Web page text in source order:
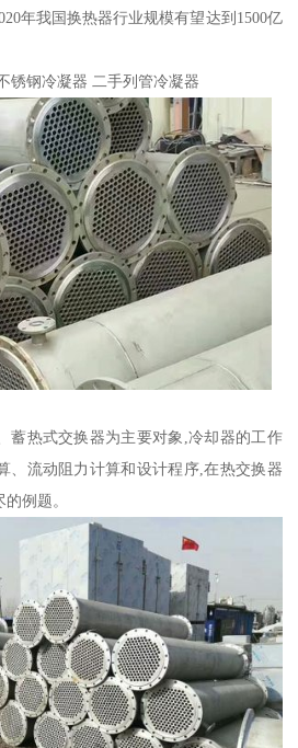
年我国换热器行业规模有望达到1500亿
锈钢冷凝器 二手列管冷凝器
蓄热式交换器为主要对象,冷却器的工作
、流动阻力计算和设计程序,在热交换器
例题。